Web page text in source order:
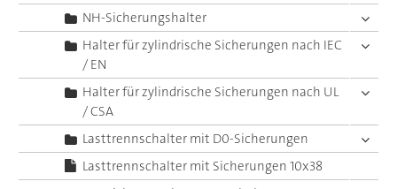
NH-Sicherungshalter
Halter für zylindrische Sicherungen nach IEC
/ EN
Halter für zylindrische Sicherungen nach UL
/ CSA
Lasttrennschalter mit D0-Sicherungen
Lasttrennschalter mit Sicherungen 10x38